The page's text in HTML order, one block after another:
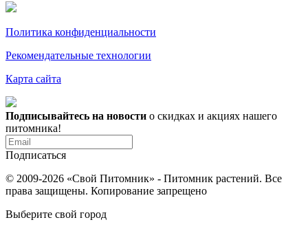
Политика конфиденциальности
Рекомендательные технологии
Карта сайта
Подписывайтесь на новости о скидках и акциях нашего
питомника!
Подписаться
© 2009-2026 «Свой Питомник» - Питомник растений. Все
права защищены. Копирование запрещено
Выберите свой город